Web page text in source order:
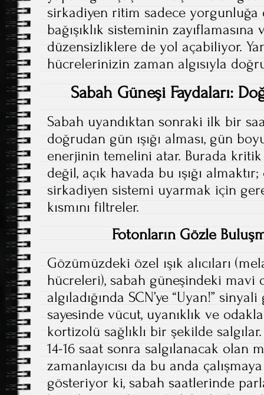
sirkadiyen ritim sadece yorgunluğa
bağışıklık sisteminin
düzensizliklere de yol açabiliyor.
hücrelerinizin zaman algısıyla
Sabah Güneşi Faydaları:
Sabah uyandıktan sonraki ilk bir
doğrudan gün ışığı alması, gün
enerjinin temelini atar. Burada kritik
değil, açık havada bu ışığı
sirkadiyen sistemi uyarmak için
kısmını filtreler.
Fotonların Gözle
Gözümüzdeki özel ışık alıcıları
hücreleri), sabah güneşindeki mavi
algıladığında SCN’ye “Uyan!”
sayesinde vücut, uyanıklık ve
kortizolü sağlıklı bir şekilde
14-16 saat sonra salgılanacak olan
zamanlayıcısı da bu anda
gösteriyor ki, sabah saatlerinde